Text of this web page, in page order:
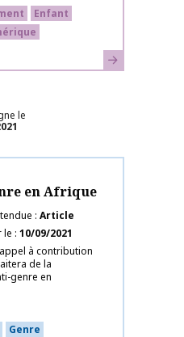
Enfant
En savoir plus
le
en Afrique
Article
le 10/09/2021
à contribution
de la
genre en
Genre